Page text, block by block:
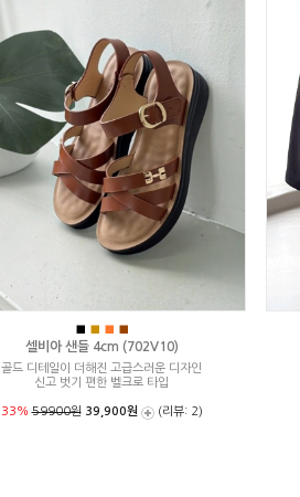
■ ■ ■ ■
셀비아 샌들 4cm (702V10)
골드 디테일이 더해진 고급스러운 디자인
신고 벗기 편한 벨크로 타입
33%59900원 39,900원 (리뷰: 2)